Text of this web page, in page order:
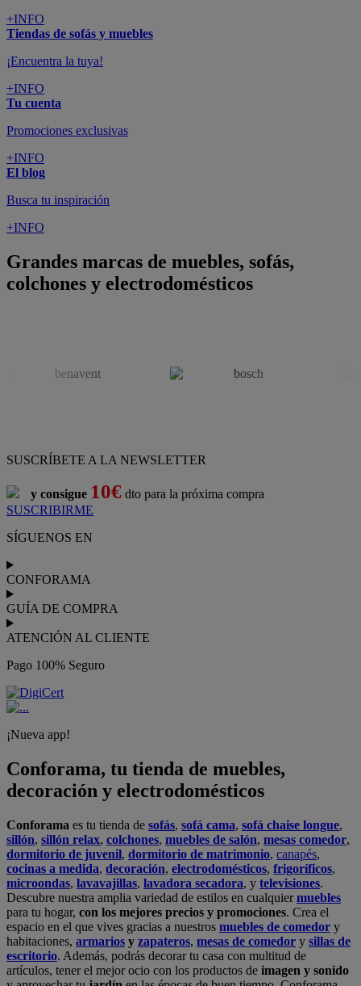
+INFO
Tiendas de sofás y muebles
¡Encuentra la tuya!
+INFO
Tu cuenta
Promociones exclusivas
+INFO
El blog
Busca tu inspiración
+INFO
Grandes marcas de muebles, sofás,
colchones y electrodomésticos
SUSCRÍBETE A LA NEWSLETTER
y consigue 10€ dto para la próxima compra
SUSCRIBIRME
SÍGUENOS EN
CONFORAMA
GUÍA DE COMPRA
ATENCIÓN AL CLIENTE
Pago 100% Seguro
¡Nueva app!
Conforama, tu tienda de muebles,
decoración y electrodomésticos
Conforama es tu tienda de sofás, sofá cama, sofá chaise longue,
sillón, sillón relax, colchones, muebles de salón, mesas comedor,
dormitorio de juvenil, dormitorio de matrimonio, canapés,
cocinas a medida, decoración, electrodomésticos, frigoríficos,
microondas, lavavajillas, lavadora secadora, y televisiones.
Descubre nuestra amplia variedad de estilos en cualquiermuebles
para tu hogar, con los mejores precios y promociones. Crea el
espacio en el que vives gracias a nuestros muebles de comedor y
habitaciones, armarios y zapateros, mesas de comedor y sillas de
escritorio. Además, podrás decorar tu casa con multitud de
artículos, tener el mejor ocio con los productos de imagen y sonido